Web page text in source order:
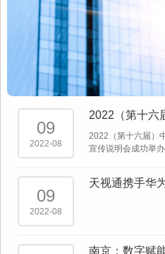
09
2022-08
2022（第十六
全产品博览会
2022（第十六届）
宣传说明会成功举办
09
2022-08
天视通携手华
南京：数字赋